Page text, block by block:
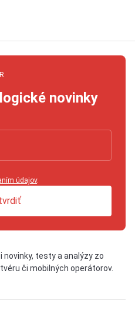
novinky
údajov.
novinky, testy a analýzy zo
či mobilných operátorov.